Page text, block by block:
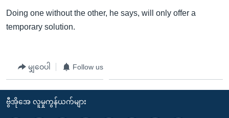
Doing one without the other, he says, will only offer a
temporary solution.
မျှဝေပါ Follow us
ဗွီအိုအေ လူမှုကွန်ယက်များ